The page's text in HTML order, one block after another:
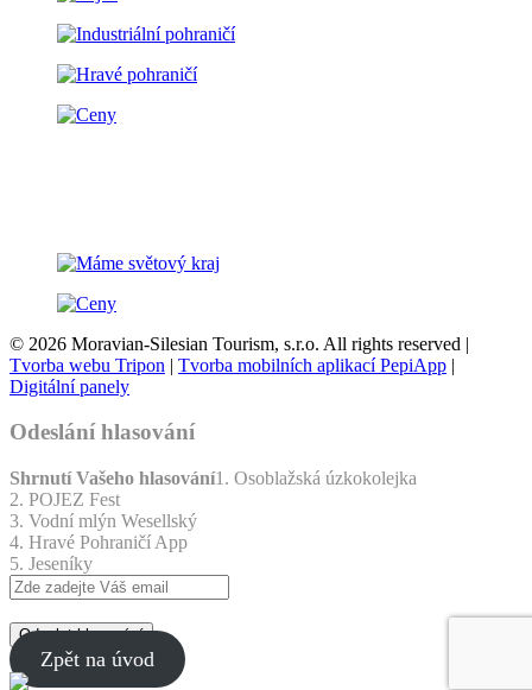
© 2026 Moravian-Silesian Tourism, s.r.o. All rights reserved |
Tvorba webu Tripon | Tvorba mobilních aplikací PepiApp |
Digitální panely
Odeslání hlasování
Shrnutí Vašeho hlasování1. Osoblažská úzkokolejka
2. POJEZ Fest
3. Vodní mlýn Wesellský
4. Hravé Pohraničí App
5. Jeseníky
Odeslat hlasování
Zpět na úvod